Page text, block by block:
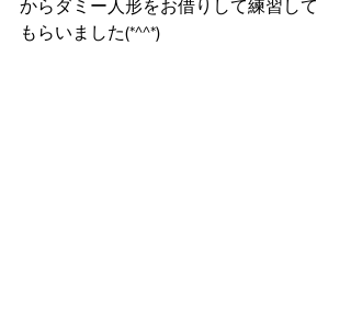
からダミー人形をお借りして練習して
もらいました(*^^*)